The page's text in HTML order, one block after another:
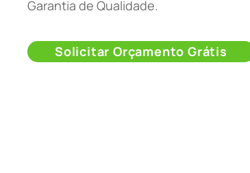
Garantia de Qualidade.
Solicitar Orçamento Grátis